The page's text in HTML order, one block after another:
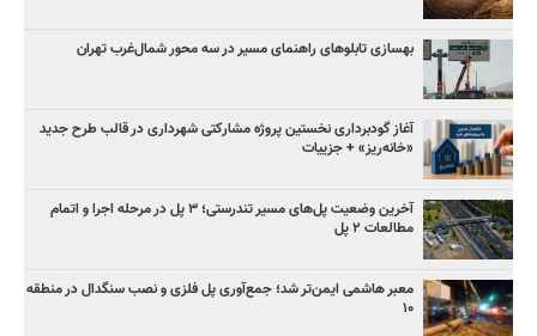
بهسازی تابلوهای راهنمای مسیر در سه محور شمال‌غرب تهران
آغاز گودبرداری نخستین پروژه مشارکتی شهرداری در قالب طرح جدید
«خانه‌ریز» + جزییات
آخرین وضعیت پل‌های مسیر تندرستی؛ ۳ پل در مرحله اجرا و اتمام
مطالعات ۲ پل
معبر هاشمی ایمن‌تر شد؛ جمع‌آوری پل فلزی و نصب سنگدال در منطقه
۱۰